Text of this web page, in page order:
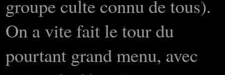
groupe culte connu de tous).
On a vite fait le tour du
pourtant grand menu, avec